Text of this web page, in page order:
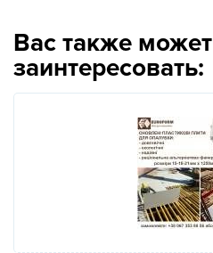
Вас также может
заинтересовать: